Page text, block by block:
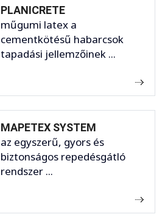
PLANICRETE
műgumi latex a
cementkötésű habarcsok
tapadási jellemzőinek ...
MAPETEX SYSTEM
az egyszerű, gyors és
biztonságos repedésgátló
rendszer ...